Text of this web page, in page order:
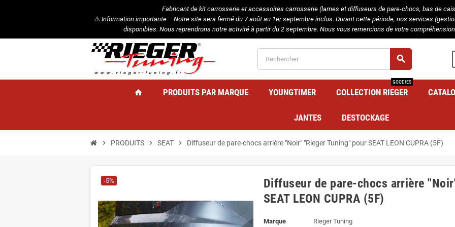
Fabricant de kit carrosserie et accessoires carrosserie (lames et diffuseurs de pare-chocs, bas de
⚠️ Information importante – Notre site sera fermé du 7 août au 1er septembre inclus. Durant cette période, nos services
disponibles. Nous reprendrons notre activité à partir du 2 septembre. Nous vous remercions de votre
search
home PRODUITS PAR MARQUE YOUNGTIMER COLLECTION RIEGER
GOODIES
JANTES DESTOCKAGE
chevron_right PRODUITS chevron_right SEAT chevron_right Diffuseur de pare-chocs arrière "Noir" "Rieger Tuning" pour SEAT LEON CUPRA (5F)
-5%
Diffuseur de pare-chocs arrière
SEAT LEON CUPRA (5F)
Marque
Rieger Tuning